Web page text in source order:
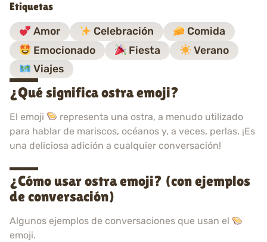
Etiquetas
Amor Celebración
Comida
Emocionado
Fiesta
Verano
Viajes
¿Qué significa ostra emoji?
El emoji
representa una ostra, a menudo utilizado
para hablar de mariscos, océanos y, a veces, perlas. ¡Es
una deliciosa adición a cualquier conversación!
¿Cómo usar ostra emoji? (con ejemplos
de conversación)
Algunos ejemplos de conversaciones que usan el
emoji.